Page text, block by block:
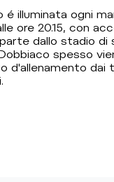
illuminata ogni
ore 20.15, con
dallo stadio di
spesso
d'allenamento dai